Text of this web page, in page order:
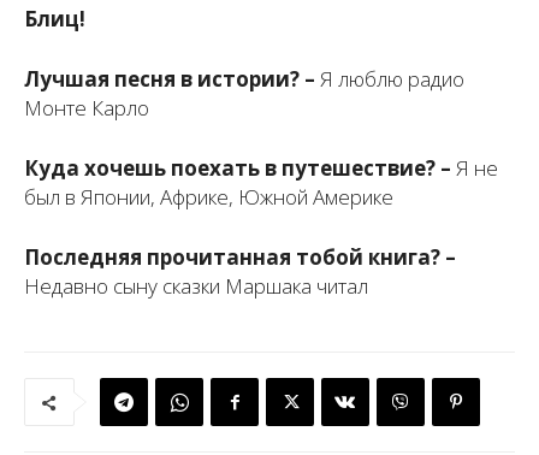
Блиц!
Лучшая песня в истории? – Я люблю радио
Монте Карло
Куда хочешь поехать в путешествие? – Я не
был в Японии, Африке, Южной Америке
Последняя прочитанная тобой книга? –
Недавно сыну сказки Маршака читал